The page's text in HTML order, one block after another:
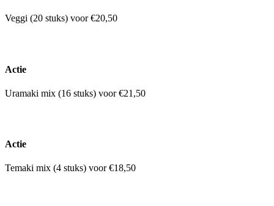
Veggi (20 stuks) voor €20,50
Actie
Uramaki mix (16 stuks) voor €21,50
Actie
Temaki mix (4 stuks) voor €18,50